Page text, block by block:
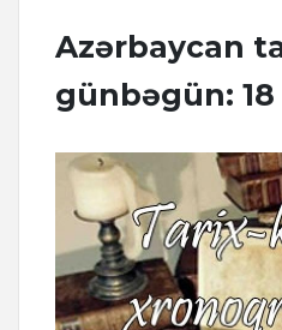
Azərbaycan
günbəgün: